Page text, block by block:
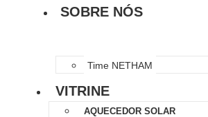
SOBRE NÓS
Time NETHAM
VITRINE
AQUECEDOR SOLAR